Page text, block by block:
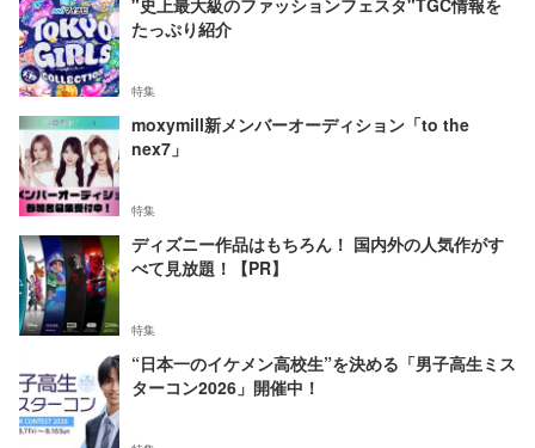
"史上最大級のファッションフェスタ"TGC情報を
たっぷり紹介
特集
moxymill新メンバーオーディション「to the
nex7」
特集
ディズニー作品はもちろん！ 国内外の人気作がす
べて見放題！【PR】
特集
“日本一のイケメン高校生”を決める「男子高生ミス
ターコン2026」開催中！